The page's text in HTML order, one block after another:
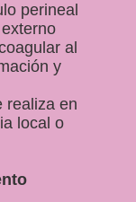
perineal
al
y
realiza en
local o